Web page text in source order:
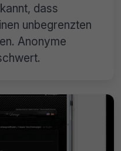
dass
unbegrenzten
Anonyme